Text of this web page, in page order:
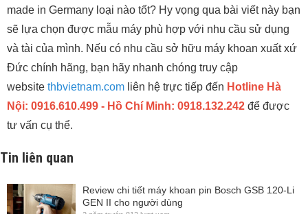
made in Germany loại nào tốt? Hy vọng qua bài viết này bạn
sẽ lựa chọn được mẫu máy phù hợp với nhu cầu sử dụng
và tài của mình. Nếu có nhu cầu sở hữu máy khoan xuất xứ
Đức chính hãng, bạn hãy nhanh chóng truy cập
website thbvietnam.com liên hệ trực tiếp đến Hotline Hà
Nội: 0916.610.499 - Hồ Chí Minh: 0918.132.242 để được
tư vấn cụ thể.
Tin liên quan
Review chi tiết máy khoan pin Bosch GSB 120-Li
GEN II cho người dùng